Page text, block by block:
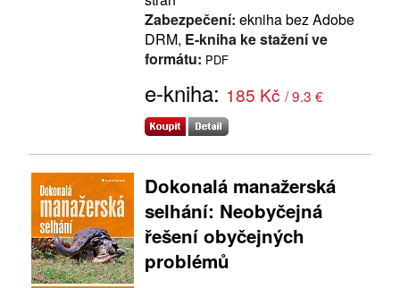
Zabezpečení: ekniha bez Adobe
DRM, E-kniha ke stažení ve
formátu: PDF
e-kniha: 185 Kč / 9.3 €
Dokonalá manažerská
selhání: Neobyčejná
řešení obyčejných
problémů